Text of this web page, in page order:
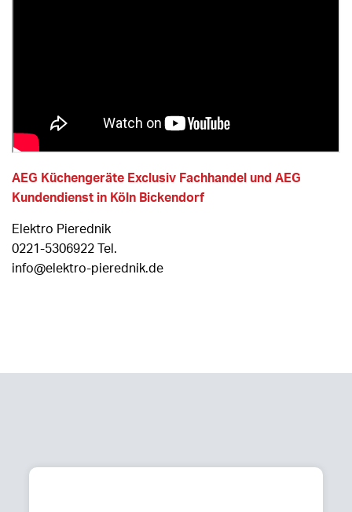
AEG Küchengeräte Exclusiv Fachhandel und AEG
Kundendienst in Köln Bickendorf
Elektro Pierednik
0221-5306922 Tel.
info@elektro-pierednik.de